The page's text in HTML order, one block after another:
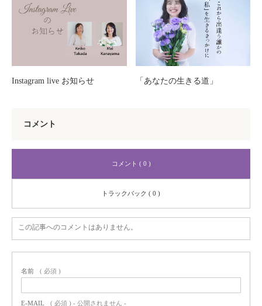
Instagram live お知らせ 「あなたの生きる道」
コメント
コメント ( 0 )
トラックバック ( 0 )
この記事へのコメントはありません。
名前 ( 必須 )
E-MAIL ( 必須 ) - 公開されません -